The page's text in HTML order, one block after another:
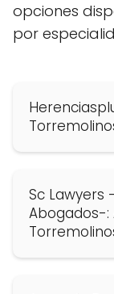
opciones
por
Sc Lawyers
Abogados-: